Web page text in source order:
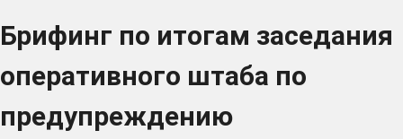
Брифинг по итогам заседания
оперативного штаба по
предупреждению